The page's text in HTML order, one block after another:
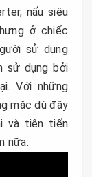
nấu siêu
ở chiếc
sử dụng
sử dụng bởi
Với những
mặc dù đây
và tiên tiến
nữa.